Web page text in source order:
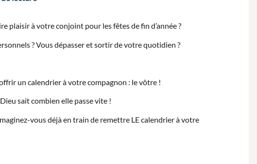
plaisir à votre conjoint pour les fêtes de fin d’année ?
? Vous dépasser et sortir de votre quotidien ?
un calendrier à votre compagnon : le vôtre !
sait combien elle passe vite !
vous déjà en train de remettre LE calendrier à votre